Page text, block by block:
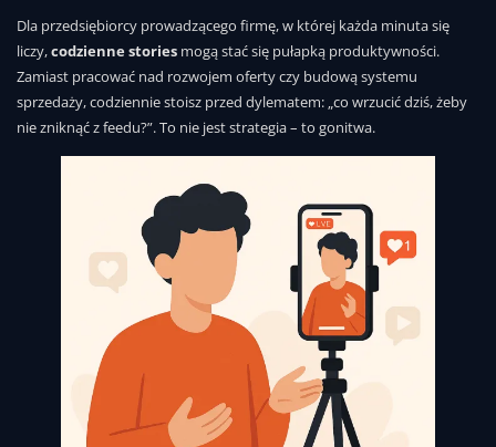
Dla przedsiębiorcy prowadzącego firmę, w której każda minuta się
liczy,codzienne stories mogą stać się pułapką produktywności.
Zamiast pracować nad rozwojem oferty czy budową systemu
sprzedaży, codziennie stoisz przed dylematem: „co wrzucić dziś, żeby
nie zniknąć z feedu?”. To nie jest strategia – to gonitwa.